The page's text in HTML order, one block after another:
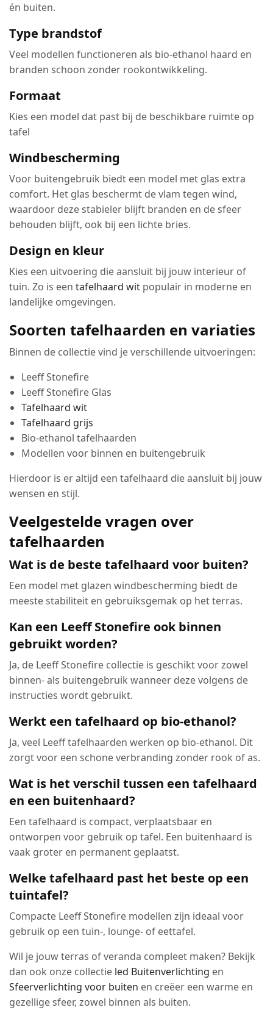
én buiten.
Type brandstof
Veel modellen functioneren als bio-ethanol haard en
branden schoon zonder rookontwikkeling.
Formaat
Kies een model dat past bij de beschikbare ruimte op
tafel
Windbescherming
Voor buitengebruik biedt een model met glas extra
comfort. Het glas beschermt de vlam tegen wind,
waardoor deze stabieler blijft branden en de sfeer
behouden blijft, ook bij een lichte bries.
Design en kleur
Kies een uitvoering die aansluit bij jouw interieur of
tuin. Zo is eentafelhaard wit populair in moderne en
landelijke omgevingen.
Soorten tafelhaarden en variaties
Binnen de collectie vind je verschillende uitvoeringen:
Leeff Stonefire
Leeff Stonefire Glas
Tafelhaard wit
Tafelhaard grijs
Bio-ethanol tafelhaarden
Modellen voor binnen en buitengebruik
Hierdoor is er altijd een tafelhaard die aansluit bij jouw
wensen en stijl.
Veelgestelde vragen over
tafelhaarden
Wat is de beste tafelhaard voor buiten?
Een model met glazen windbescherming biedt de
meeste stabiliteit en gebruiksgemak op het terras.
Kan een Leeff Stonefire ook binnen
gebruikt worden?
Ja, de Leeff Stonefire collectie is geschikt voor zowel
binnen- als buitengebruik wanneer deze volgens de
instructies wordt gebruikt.
Werkt een tafelhaard op bio-ethanol?
Ja, veel Leeff tafelhaarden werken op bio-ethanol. Dit
zorgt voor een schone verbranding zonder rook of as.
Wat is het verschil tussen een tafelhaard
en een buitenhaard?
Een tafelhaard is compact, verplaatsbaar en
ontworpen voor gebruik op tafel. Een buitenhaard is
vaak groter en permanent geplaatst.
Welke tafelhaard past het beste op een
tuintafel?
Compacte Leeff Stonefire modellen zijn ideaal voor
gebruik op een tuin-, lounge- of eettafel.
Wil je jouw terras of veranda compleet maken? Bekijk
dan ook onze collectie led Buitenverlichting en
Sfeerverlichting voor buiten en creëer een warme en
gezellige sfeer, zowel binnen als buiten.